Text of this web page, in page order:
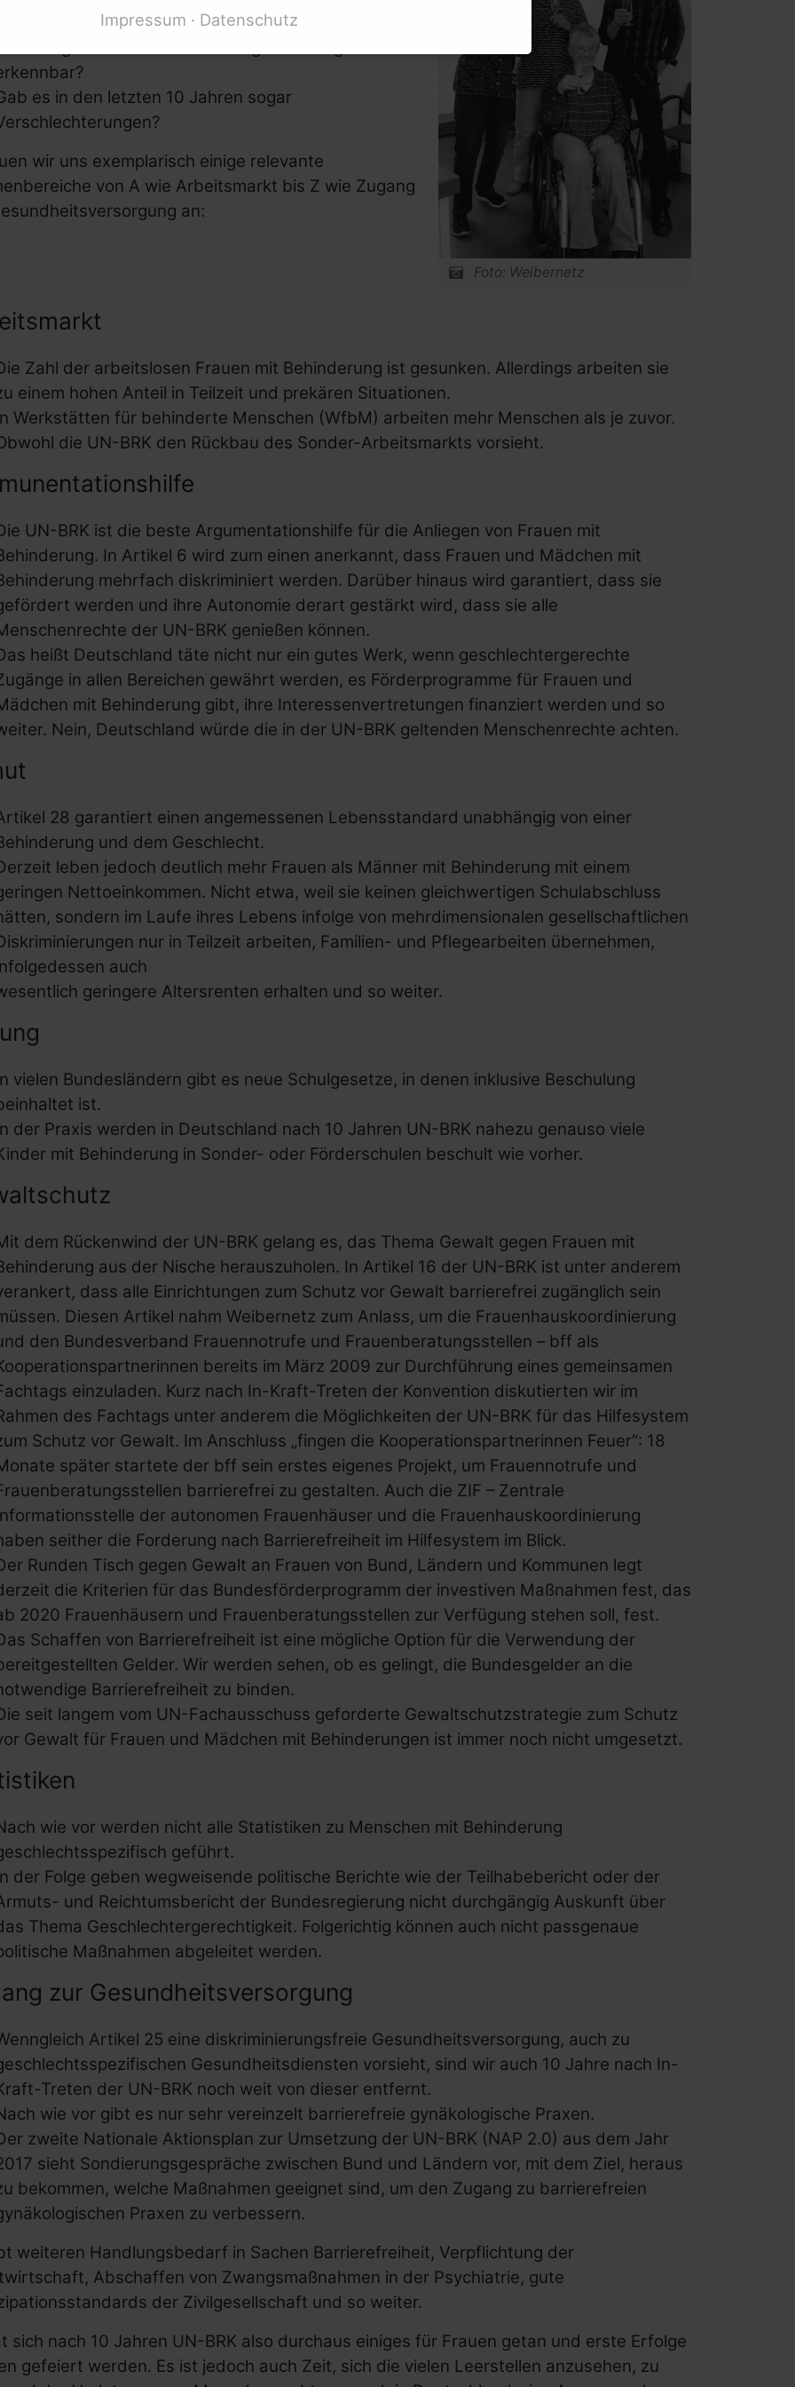
Foto: Weibernetz
mit Behinderungen verändert?
es in den letzten 10 Jahren sogar
wir uns exemplarisch einige relevante
von A wie Arbeitsmarkt bis Z wie Zugang
an:
Zahl der arbeitslosen Frauen mit Behinderung ist gesunken. Allerdings arbeiten sie
einem hohen Anteil in Teilzeit und prekären Situationen.
Werkstätten für behinderte Menschen (WfbM) arbeiten mehr Menschen als je zuvor.
die UN-BRK den Rückbau des Sonder-Arbeitsmarkts vorsieht.
UN-BRK ist die beste Argumentationshilfe für die Anliegen von Frauen mit
In Artikel 6 wird zum einen anerkannt, dass Frauen und Mädchen mit
mehrfach diskriminiert werden. Darüber hinaus wird garantiert, dass sie
werden und ihre Autonomie derart gestärkt wird, dass sie alle
der UN-BRK genießen können.
heißt Deutschland täte nicht nur ein gutes Werk, wenn geschlechtergerechte
in allen Bereichen gewährt werden, es Förderprogramme für Frauen und
mit Behinderung gibt, ihre Interessenvertretungen finanziert werden und so
Nein, Deutschland würde die in der UN-BRK geltenden Menschenrechte achten.
28 garantiert einen angemessenen Lebensstandard unabhängig von einer
und dem Geschlecht.
leben jedoch deutlich mehr Frauen als Männer mit Behinderung mit einem
Nettoeinkommen. Nicht etwa, weil sie keinen gleichwertigen Schulabschluss
sondern im Laufe ihres Lebens infolge von mehrdimensionalen gesellschaftlichen
nur in Teilzeit arbeiten, Familien- und Pflegearbeiten übernehmen,
auch
geringere Altersrenten erhalten und so weiter.
vielen Bundesländern gibt es neue Schulgesetze, in denen inklusive Beschulung
ist.
der Praxis werden in Deutschland nach 10 Jahren UN-BRK nahezu genauso viele
mit Behinderung in Sonder- oder Förderschulen beschult wie vorher.
dem Rückenwind der UN-BRK gelang es, das Thema Gewalt gegen Frauen mit
aus der Nische herauszuholen. In Artikel 16 der UN-BRK ist unter anderem
dass alle Einrichtungen zum Schutz vor Gewalt barrierefrei zugänglich sein
Diesen Artikel nahm Weibernetz zum Anlass, um die Frauenhauskoordinierung
den Bundesverband Frauennotrufe und Frauenberatungsstellen – bff als
bereits im März 2009 zur Durchführung eines gemeinsamen
einzuladen. Kurz nach In-Kraft-Treten der Konvention diskutierten wir im
des Fachtags unter anderem die Möglichkeiten der UN-BRK für das Hilfesystem
Schutz vor Gewalt. Im Anschluss „fingen die Kooperationspartnerinnen Feuer“: 18
später startete der bff sein erstes eigenes Projekt, um Frauennotrufe und
barrierefrei zu gestalten. Auch die ZIF – Zentrale
der autonomen Frauenhäuser und die Frauenhauskoordinierung
seither die Forderung nach Barrierefreiheit im Hilfesystem im Blick.
Runden Tisch gegen Gewalt an Frauen von Bund, Ländern und Kommunen legt
die Kriterien für das Bundesförderprogramm der investiven Maßnahmen fest, das
2020 Frauenhäusern und Frauenberatungsstellen zur Verfügung stehen soll, fest.
Schaffen von Barrierefreiheit ist eine mögliche Option für die Verwendung der
Gelder. Wir werden sehen, ob es gelingt, die Bundesgelder an die
Barrierefreiheit zu binden.
seit langem vom UN-Fachausschuss geforderte Gewaltschutzstrategie zum Schutz
Gewalt für Frauen und Mädchen mit Behinderungen ist immer noch nicht umgesetzt.
wie vor werden nicht alle Statistiken zu Menschen mit Behinderung
geführt.
der Folge geben wegweisende politische Berichte wie der Teilhabebericht oder der
und Reichtumsbericht der Bundesregierung nicht durchgängig Auskunft über
Thema Geschlechtergerechtigkeit. Folgerichtig können auch nicht passgenaue
Maßnahmen abgeleitet werden.
zur Gesundheitsversorgung
Artikel 25 eine diskriminierungsfreie Gesundheitsversorgung, auch zu
Gesundheitsdiensten vorsieht, sind wir auch 10 Jahre nach In-
Treten der UN-BRK noch weit von dieser entfernt.
wie vor gibt es nur sehr vereinzelt barrierefreie gynäkologische Praxen.
zweite Nationale Aktionsplan zur Umsetzung der UN-BRK (NAP 2.0) aus dem Jahr
sieht Sondierungsgespräche zwischen Bund und Ländern vor, mit dem Ziel, heraus
bekommen, welche Maßnahmen geeignet sind, um den Zugang zu barrierefreien
Praxen zu verbessern.
weiteren Handlungsbedarf in Sachen Barrierefreiheit, Verpflichtung der
Abschaffen von Zwangsmaßnahmen in der Psychiatrie, gute
der Zivilgesellschaft und so weiter.
sich nach 10 Jahren UN-BRK also durchaus einiges für Frauen getan und erste Erfolge
gefeiert werden. Es ist jedoch auch Zeit, sich die vielen Leerstellen anzusehen, zu
Impressum
Datenschutz